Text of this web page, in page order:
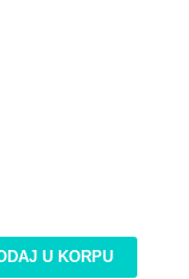
U KORPU